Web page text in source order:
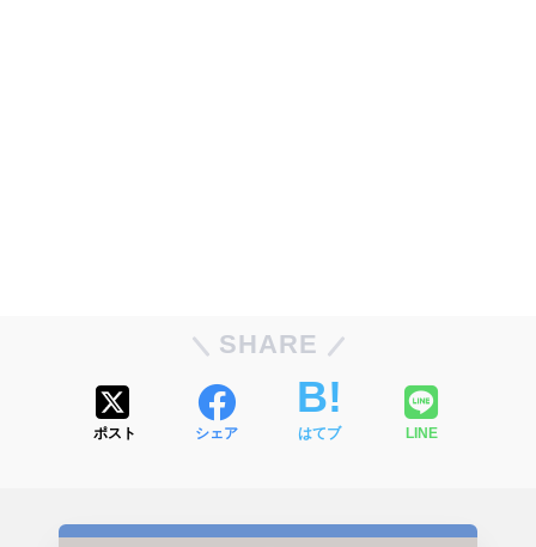
SHARE
ポスト シェア はてブ LINE